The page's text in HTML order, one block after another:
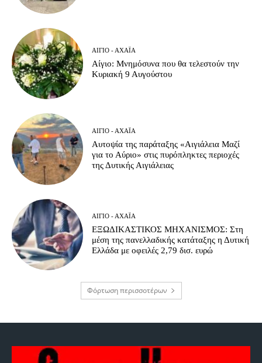
ΑΊΓΙΟ - ΑΧΑΪ́Α
Αίγιο: Μνημόσυνα που θα τελεστούν την
Κυριακή 9 Αυγούστου
ΑΊΓΙΟ - ΑΧΑΪ́Α
Αυτοψία της παράταξης «Αιγιάλεια Μαζί
για το Αύριο» στις πυρόπληκτες περιοχές
της Δυτικής Αιγιάλειας
ΑΊΓΙΟ - ΑΧΑΪ́Α
ΕΞΩΔΙΚΑΣΤΙΚΟΣ ΜΗΧΑΝΙΣΜΟΣ: Στη
μέση της πανελλαδικής κατάταξης η Δυτική
Ελλάδα με οφειλές 2,79 δισ. ευρώ
Φόρτωση περισσοτέρων